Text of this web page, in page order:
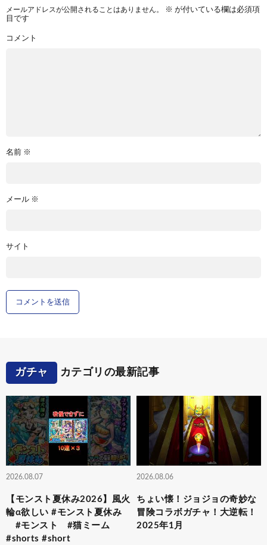
メールアドレスが公開されることはありません。 ※ が付いている欄は必須項
目です
コメント
名前 ※
メール ※
サイト
ガチャ カテゴリの最新記事
2026.08.07
【モンスト夏休み2026】風火
輪α欲しい #モンスト夏休み
#モンスト #猫ミーム
#shorts #short
2026.08.06
ちょい懐！ジョジョの奇妙な
冒険コラボガチャ！大逆転！
2025年1月